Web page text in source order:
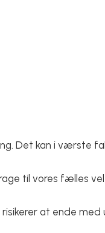
Det kan i værste
til vores fælles
at ende med